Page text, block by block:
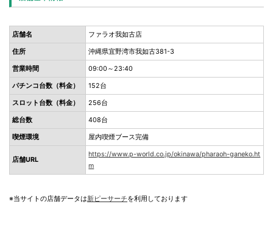
店舗名 ファラオ我如古店
住所 沖縄県宜野湾市我如古381-3
営業時間 09:00～23:40
パチンコ台数（料金） 152台
スロット台数（料金） 256台
総台数 408台
喫煙環境 屋内喫煙ブース完備
店舗URL
https://www.p-world.co.jp/okinawa/pharaoh-ganeko.ht
m
※当サイトの店舗データは新ピーサーチを利用しております